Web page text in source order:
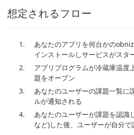
想定されるフロー
あなたのアプリを何台かの
インストールしサービスがスタ
アプリプログラムが冷蔵庫温度
題をオープン
あなたのユーザーの課題一覧に
ルが通知される
あなたのユーザーが課題を認識
など)した後、ユーザーが自分